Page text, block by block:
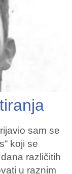
sam se
koji se
različitih
u raznim